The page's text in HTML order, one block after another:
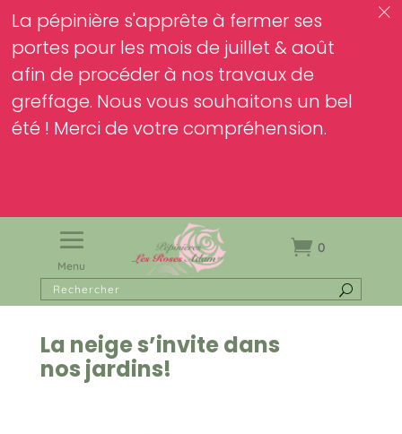
La pépinière s'apprête à fermer ses
portes pour les mois de juillet & août
afin de procéder à nos travaux de
greffage. Nous vous souhaitons un bel
été ! Merci de votre compréhension.
c
Menu
0
La neige s’invite dans
nos jardins!